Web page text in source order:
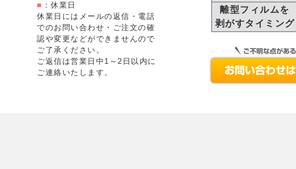
離型フィルムを
剥がすタイミング
■ ：休業日
休業日にはメールの返信・電話
でのお問い合わせ・ご注文の確
認や変更などができませんので
ご了承ください。
ご返信は営業日中1～2日以内に
ご連絡いたします。